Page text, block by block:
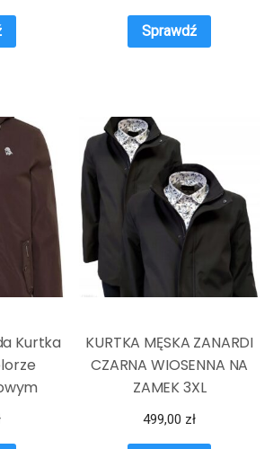
Sprawdź
Kurtka
KURTKA MĘSKA ZANARDI
CZARNA WIOSENNA NA
ZAMEK 3XL
499,00 zł